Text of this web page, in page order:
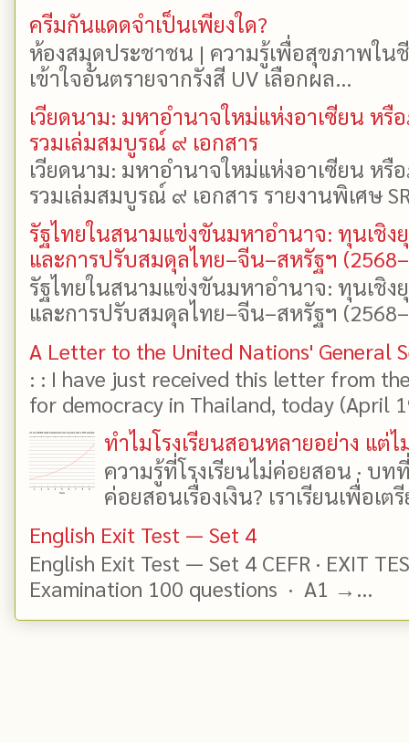
ครีมกันแดดจำเป็นเพียงใด?
ห้องสมุดประชาชน | ความรู้เพื่อสุขภาพใน
เข้าใจอันตรายจากรังสี UV เลือกผล...
เวียดนาม: มหาอำนาจใหม่แห่งอาเซียน ห
รวมเล่มสมบูรณ์ ๙ เอกสาร
เวียดนาม: มหาอำนาจใหม่แห่งอาเซียน ห
รวมเล่มสมบูรณ์ ๙ เอกสาร รายงานพิเศษ
รัฐไทยในสนามแข่งขันมหาอำนาจ: ทุนเชิง
และการปรับสมดุลไทย–จีน–สหรัฐฯ
รัฐไทยในสนามแข่งขันมหาอำนาจ: ทุนเชิง
และการปรับสมดุลไทย–จีน–สหรัฐฯ
A Letter to the United Nations' General
: : I have just received this letter from
for democracy in Thailand, today (April
ทำไมโรงเรียนสอนหลายอย่าง แต่ไ
ความรู้ที่โรงเรียนไม่ค่อยสอน · บ
ค่อยสอนเรื่องเงิน? เราเรียนเพื่อเต
English Exit Test — Set 4
English Exit Test — Set 4 CEFR · EXIT
Examination 100 questions · A1 →...